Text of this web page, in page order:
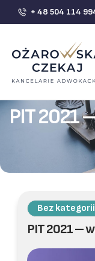
+ 48 504 114
PIT 2021
Bez kategorii
PIT 2021 –